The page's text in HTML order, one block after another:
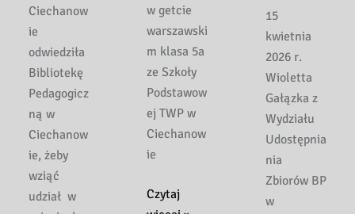
Ciechanow
ie
odwiedziła
Bibliotekę
Pedagogicz
ną w
Ciechanow
ie, żeby
wziąć
udział w
w getcie
warszawski
m klasa 5a
ze Szkoły
Podstawow
ej TWP w
Ciechanow
ie
„Łączy
Czytaj
15
kwietnia
2026 r.
Wioletta
Gałązka z
Wydziału
Udostępnia
nia
Zbiorów BP
w